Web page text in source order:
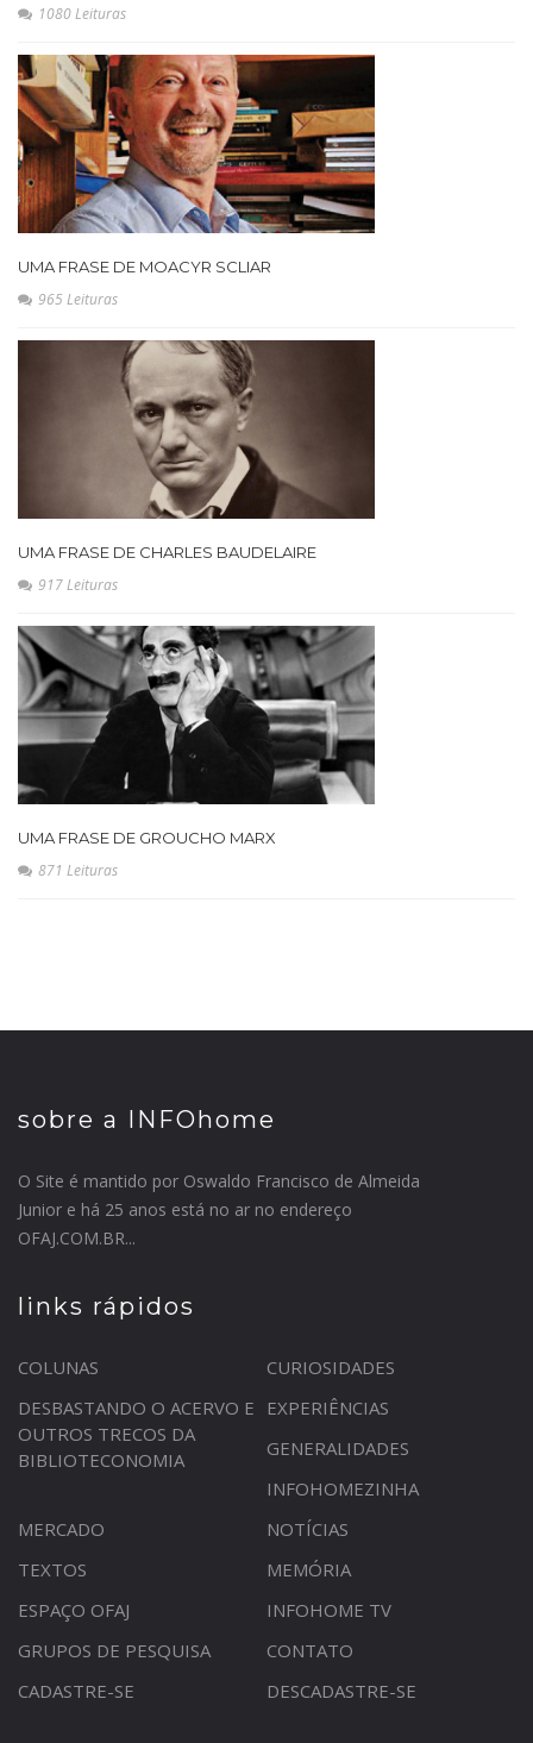
1080 Leituras
UMA FRASE DE MOACYR SCLIAR
965 Leituras
UMA FRASE DE CHARLES BAUDELAIRE
917 Leituras
UMA FRASE DE GROUCHO MARX
871 Leituras
sobre a INFOhome
O Site é mantido por Oswaldo Francisco de Almeida
Junior e há 25 anos está no ar no endereço
OFAJ.COM.BR...
links rápidos
COLUNAS
CURIOSIDADES
DESBASTANDO O ACERVO E
OUTROS TRECOS DA
BIBLIOTECONOMIA
EXPERIÊNCIAS
GENERALIDADES
INFOHOMEZINHA
MERCADO
NOTÍCIAS
TEXTOS
MEMÓRIA
ESPAÇO OFAJ
INFOHOME TV
GRUPOS DE PESQUISA
CONTATO
CADASTRE-SE
DESCADASTRE-SE